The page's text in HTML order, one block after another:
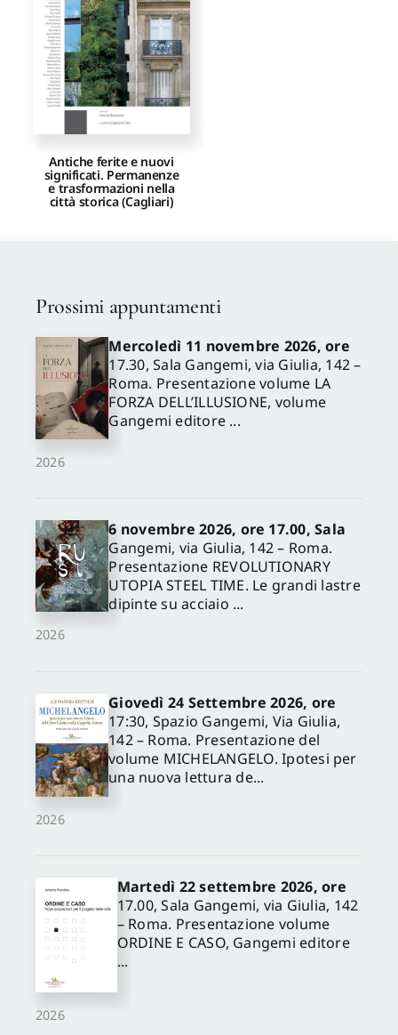
Proposte di pubblicazione
Gangemi Editore
Newsletter
Antiche ferite e nuovi
significati. Permanenze
e trasformazioni nella
città storica (Cagliari)
Prossimi appuntamenti
2026
Mercoledì 11 novembre 2026, ore
17.30, Sala Gangemi, via Giulia, 142 –
Roma. Presentazione volume LA
FORZA DELL’ILLUSIONE, volume
Gangemi editore ...
2026
6 novembre 2026, ore 17.00, Sala
Gangemi, via Giulia, 142 – Roma.
Presentazione REVOLUTIONARY
UTOPIA STEEL TIME. Le grandi lastre
dipinte su acciaio ...
2026
Giovedì 24 Settembre 2026, ore
17:30, Spazio Gangemi, Via Giulia,
142 – Roma. Presentazione del
volume MICHELANGELO. Ipotesi per
una nuova lettura de...
2026
Martedì 22 settembre 2026, ore
17.00, Sala Gangemi, via Giulia, 142
– Roma. Presentazione volume
ORDINE E CASO, Gangemi editore
...